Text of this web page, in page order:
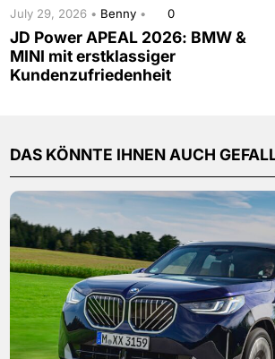
July 29, 2026 • Benny • 0
JD Power APEAL 2026: BMW &
MINI mit erstklassiger
Kundenzufriedenheit
DAS KÖNNTE IHNEN AUCH